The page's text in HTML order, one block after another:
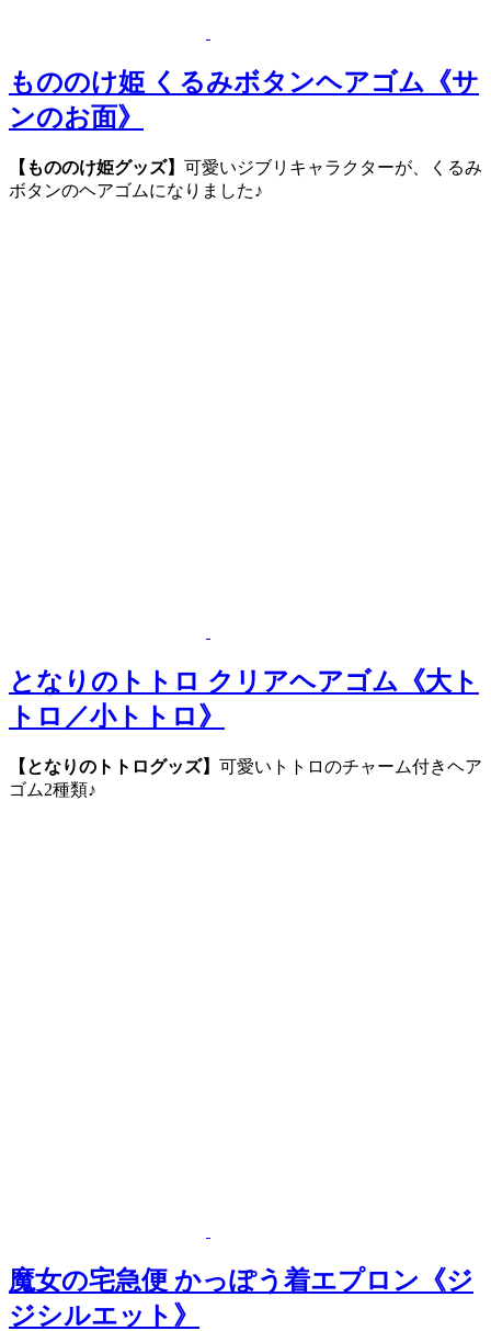
もののけ姫 くるみボタンヘアゴム《サ
ンのお面》
【もののけ姫グッズ】 可愛いジブリキャラクターが、くるみ
ボタンのヘアゴムになりました♪
となりのトトロ クリアヘアゴム《大ト
トロ／小トトロ》
【となりのトトログッズ】 可愛いトトロのチャーム付きヘア
ゴム2種類♪
魔女の宅急便 かっぽう着エプロン《ジ
ジシルエット》